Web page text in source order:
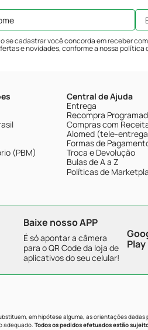
se cadastrar você concorda em receber
e novidades, conforme a nossapolítica
(PBM)
Central de Ajuda
Entrega
Recompra
Compras com
Alomed (tele-
Formas de
Troca e Devolução
Bulas de A a Z
Políticas de
Baixe nosso APP
É só apontar a câmera
para o QR Code da loja de
aplicativos do seu celular!
Play
em hipótese alguma, as orientações
adequado. Todos os pedidos efetuados estão